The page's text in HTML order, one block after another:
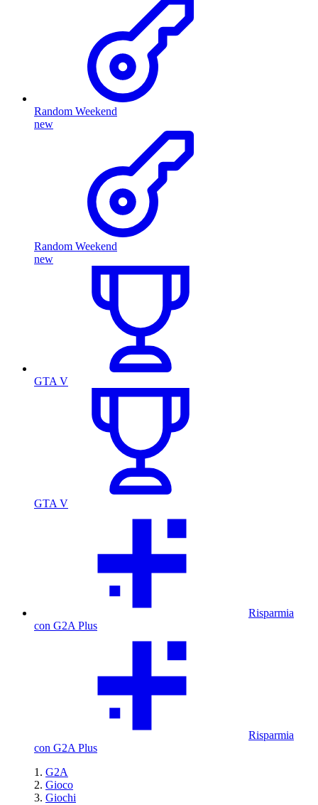
Random Weekend
new
Random Weekend
new
GTA V
GTA V
Risparmia
con G2A Plus
Risparmia
con G2A Plus
G2A
Gioco
Giochi